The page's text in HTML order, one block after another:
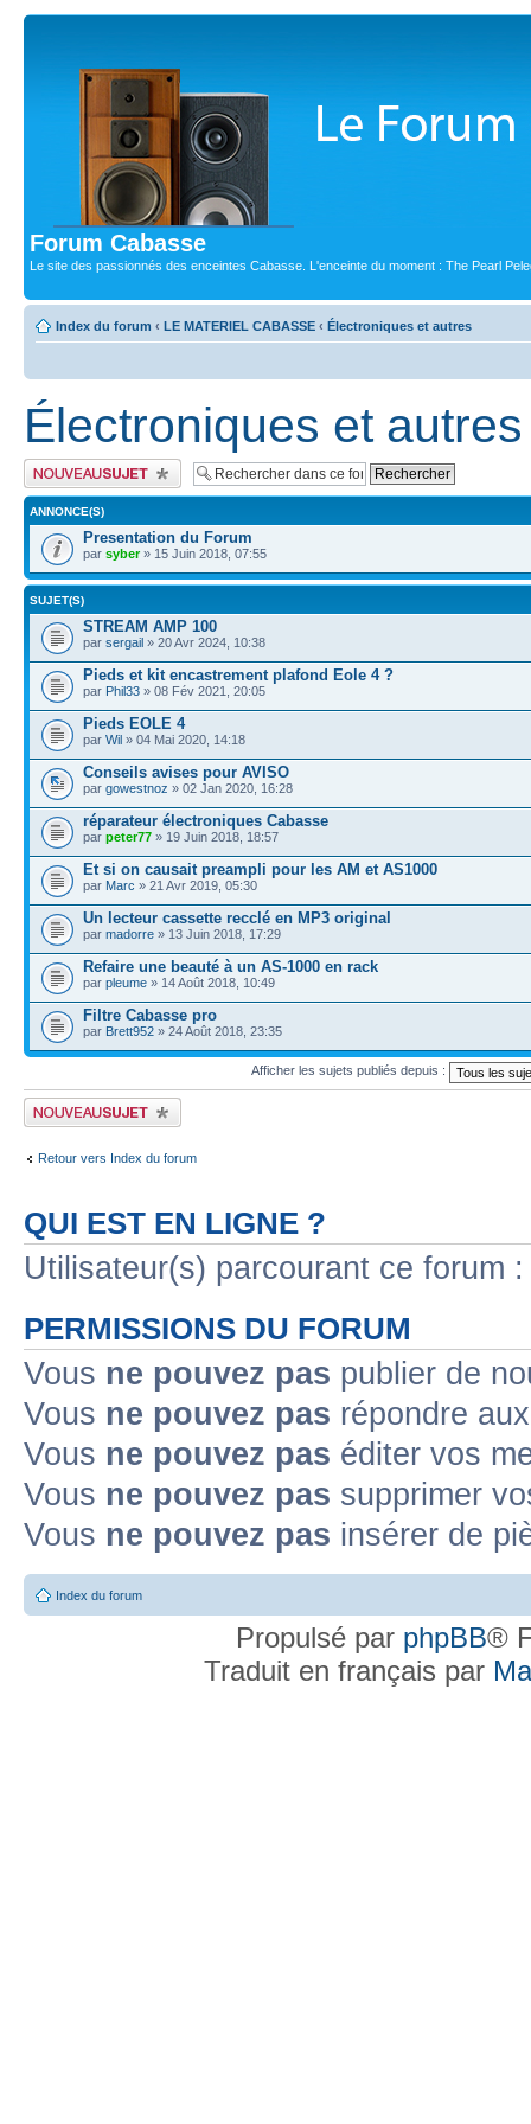
Forum Cabasse
Le site des passionnés des enceintes Cabasse. L'enceinte du moment : The Pearl
Index du forum ‹ LE MATERIEL CABASSE ‹ Électroniques et autres
Électroniques et autres
Publier un nouveau sujet
ANNONCE(S)
Presentation du Forum
par syber» 15 Juin 2018, 07:55
SUJET(S)
STREAM AMP 100
par sergail » 20 Avr 2024, 10:38
Pieds et kit encastrement plafond Eole 4 ?
par Phil33 » 08 Fév 2021, 20:05
Pieds EOLE 4
par Wil » 04 Mai 2020, 14:18
Conseils avises pour AVISO
par gowestnoz » 02 Jan 2020, 16:28
réparateur électroniques Cabasse
par peter77 » 19 Juin 2018, 18:57
Et si on causait preampli pour les AM et AS1000
par Marc » 21 Avr 2019, 05:30
Un lecteur cassette recclé en MP3 original
par madorre » 13 Juin 2018, 17:29
Refaire une beauté à un AS-1000 en rack
par pleume » 14 Août 2018, 10:49
Filtre Cabasse pro
par Brett952 » 24 Août 2018, 23:35
Afficher les sujets publiés depuis :
Publier un nouveau sujet
Retour vers Index du forum
QUI EST EN LIGNE ?
Utilisateur(s) parcourant ce forum
PERMISSIONS DU FORUM
Vous ne pouvez pas publier de
Vous ne pouvez pas répondre
Vous ne pouvez pas éditer vos
Vous ne pouvez pas supprimer
Vous ne pouvez pas insérer de
Index du forum
Propulsé par phpBB®
Traduit en français par